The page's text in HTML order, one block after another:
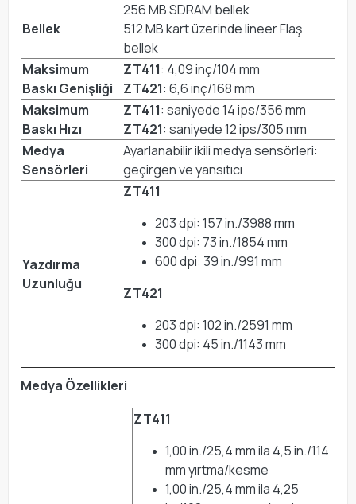
Bellek
256 MB SDRAM bellek
512 MB kart üzerinde lineer Flaş
bellek
Maksimum
Baskı Genişliği
ZT411: 4,09 inç/104 mm
ZT421: 6,6 inç/168 mm
Maksimum
Baskı Hızı
ZT411: saniyede 14 ips/356 mm
ZT421: saniyede 12 ips/305 mm
Medya
Sensörleri
Ayarlanabilir ikili medya sensörleri:
geçirgen ve yansıtıcı
Yazdırma
Uzunluğu
ZT411
203 dpi: 157 in./3988 mm
300 dpi: 73 in./1854 mm
600 dpi: 39 in./991 mm
ZT421
203 dpi: 102 in./2591 mm
300 dpi: 45 in./1143 mm
Medya Özellikleri
ZT411
1,00 in./25,4 mm ila 4,5 in./114
mm yırtma/kesme
1,00 in./25,4 mm ila 4,25